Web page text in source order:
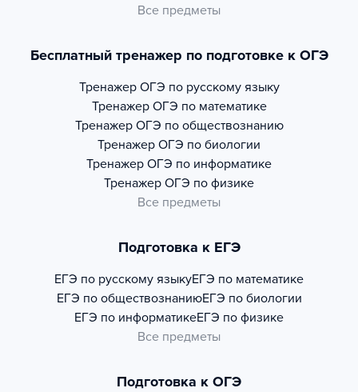
Все предметы
Бесплатный тренажер по подготовке к ОГЭ
Тренажер ОГЭ по русскому языку
Тренажер ОГЭ по математике
Тренажер ОГЭ по обществознанию
Тренажер ОГЭ по биологии
Тренажер ОГЭ по информатике
Тренажер ОГЭ по физике
Все предметы
Подготовка к ЕГЭ
ЕГЭ по русскому языкуЕГЭ по математике
ЕГЭ по обществознаниюЕГЭ по биологии
ЕГЭ по информатикеЕГЭ по физике
Все предметы
Подготовка к ОГЭ